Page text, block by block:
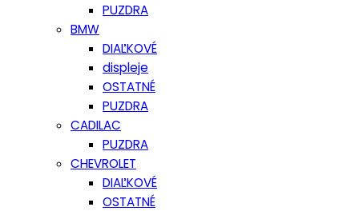
PUZDRA
BMW
DIAĽKOVÉ
displeje
OSTATNÉ
PUZDRA
CADILAC
PUZDRA
CHEVROLET
DIAĽKOVÉ
OSTATNÉ